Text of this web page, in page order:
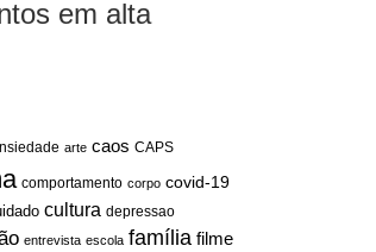
em alta
arte caos CAPS
comportamento corpo covid-19
cultura depressao
entrevista escola família filme